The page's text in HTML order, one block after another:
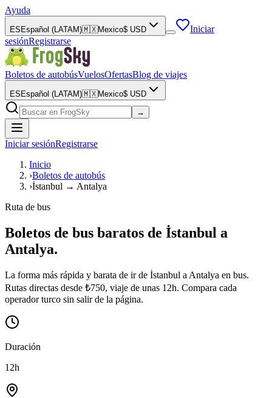
Ayuda
ES Español (LATAM)🇲🇽Mexico$ USD
Iniciar
sesiónRegistrarse
Boletos de autobúsVuelosOfertasBlog de viajes
ES Español (LATAM)🇲🇽Mexico$ USD
→
Iniciar sesiónRegistrarse
Inicio
›Boletos de autobús
›İstanbul → Antalya
Ruta de bus
Boletos de bus baratos de İstanbul a
Antalya.
La forma más rápida y barata de ir de İstanbul a Antalya en bus.
Rutas directas desde ₺750, viaje de unas 12h. Compara cada
operador turco sin salir de la página.
Duración
12h